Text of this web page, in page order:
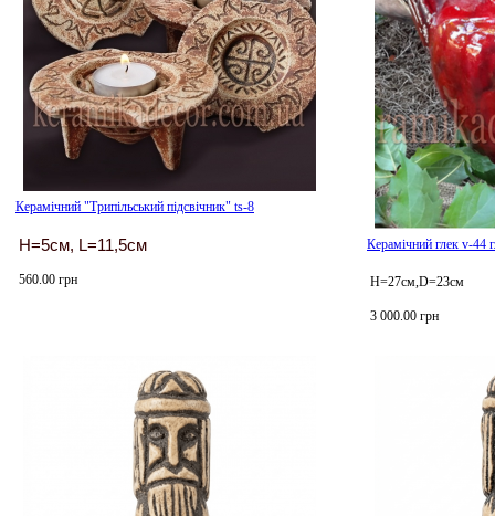
Керамічний "Трипільський підсвічник" ts-8
H=5см, L=11,5см
560.00 грн
Керамічний глек v-44
Н=27см,D=23см
3 000.00 грн